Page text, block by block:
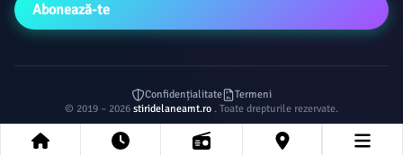
Abonează-te
Confidențialitate
Termeni
© 2019 – 2026 stiridelaneamt.ro . Toate drepturile rezervate.